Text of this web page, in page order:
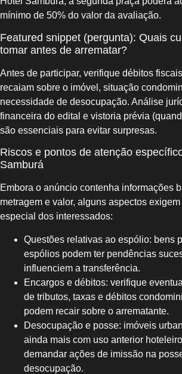
mínimo de 50% do valor da avaliação.
Featured snippet (pergunta): Quais
tomar antes de arrematar?
Antes de participar, verifique débitos
recaiam sobre o imóvel, situação
necessidade de desocupação. Análise
financeira do edital e vistoria prévia
são essenciais para evitar surpresas.
Riscos e pontos de atenção
Samburá
Embora o anúncio contenha informações
metragem e valor, alguns aspectos
especial dos interessados:
Questões relativas ao espólio: bens
espólios podem ter pendências
influenciem a transferência.
Encargos e débitos: verifique
de tributos, taxas e débitos
podem recair sobre o arrematante.
Desocupação e posse: imóveis
ainda mais com uso anterior
demandar ações de imissão na
desocupação.